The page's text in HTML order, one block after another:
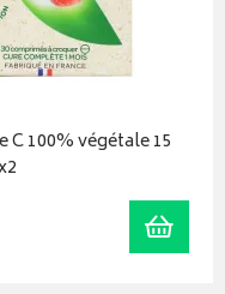
100% végétale 15